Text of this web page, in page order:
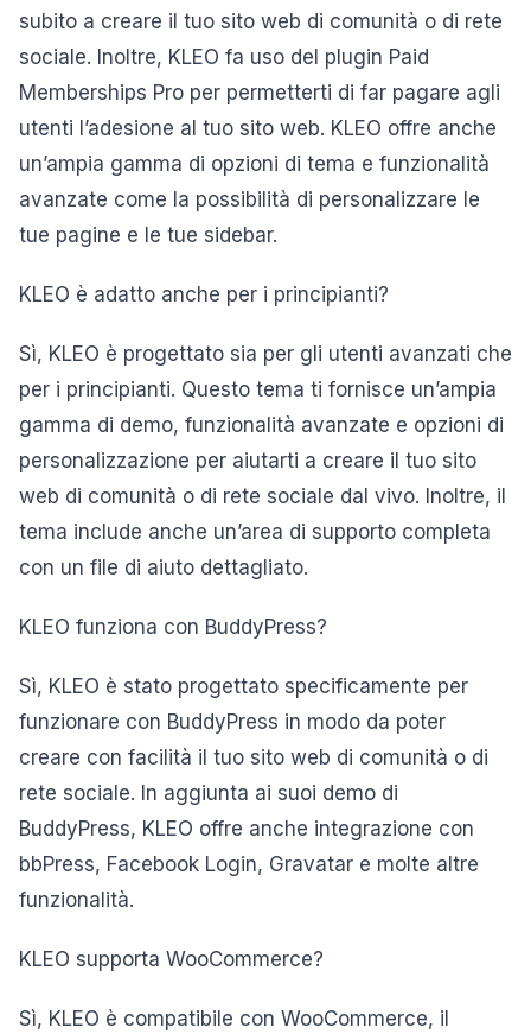
subito a creare il tuo sito web di comunità o di rete
sociale. Inoltre, KLEO fa uso del plugin Paid
Memberships Pro per permetterti di far pagare agli
utenti l’adesione al tuo sito web. KLEO offre anche
un’ampia gamma di opzioni di tema e funzionalità
avanzate come la possibilità di personalizzare le
tue pagine e le tue sidebar.
KLEO è adatto anche per i principianti?
Sì, KLEO è progettato sia per gli utenti avanzati che
per i principianti. Questo tema ti fornisce un’ampia
gamma di demo, funzionalità avanzate e opzioni di
personalizzazione per aiutarti a creare il tuo sito
web di comunità o di rete sociale dal vivo. Inoltre, il
tema include anche un’area di supporto completa
con un file di aiuto dettagliato.
KLEO funziona con BuddyPress?
Sì, KLEO è stato progettato specificamente per
funzionare con BuddyPress in modo da poter
creare con facilità il tuo sito web di comunità o di
rete sociale. In aggiunta ai suoi demo di
BuddyPress, KLEO offre anche integrazione con
bbPress, Facebook Login, Gravatar e molte altre
funzionalità.
KLEO supporta WooCommerce?
Sì, KLEO è compatibile con WooCommerce, il